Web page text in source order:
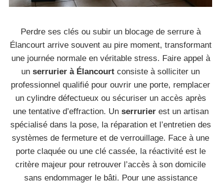
Perdre ses clés ou subir un blocage de serrure à
Élancourt arrive souvent au pire moment, transformant
une journée normale en véritable stress. Faire appel à
un serrurier à Élancourt consiste à solliciter un
professionnel qualifié pour ouvrir une porte, remplacer
un cylindre défectueux ou sécuriser un accès après
une tentative d’effraction. Un serrurierest un artisan
spécialisé dans la pose, la réparation et l’entretien des
systèmes de fermeture et de verrouillage. Face à une
porte claquée ou une clé cassée, la réactivité est le
critère majeur pour retrouver l’accès à son domicile
sans endommager le bâti. Pour une assistance